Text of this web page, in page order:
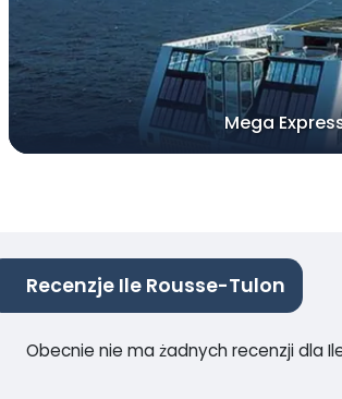
Mega
Recenzje Ile Rousse-Tulon
Obecnie nie ma żadnych recenzji dla